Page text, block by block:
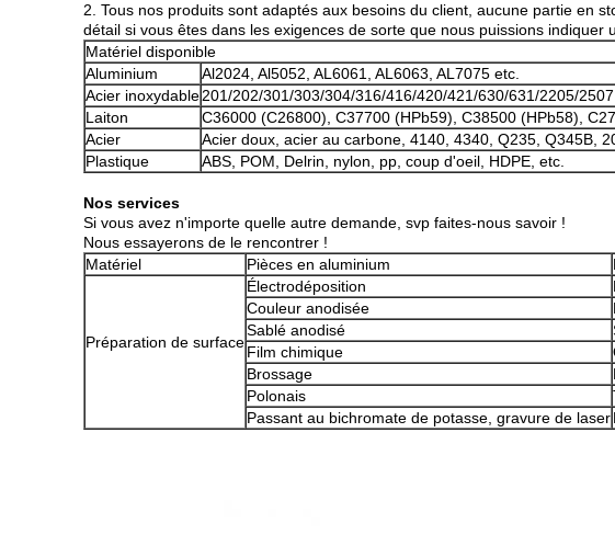
2. Tous nos produits sont adaptés aux besoins du client, aucune partie en
détail si vous êtes dans les exigences de sorte que nous puissions indiquer
Matériel disponible
Aluminium
Al2024, Al5052, AL6061, AL6063, AL7075 etc.
Acier inoxydable201/202/301/303/304/316/416/420/421/630/631/2205/2507
Laiton
C36000 (C26800), C37700 (HPb59), C38500 (HPb58),
Acier
Acier doux, acier au carbone, 4140, 4340, Q235, Q345B,
Plastique
ABS, POM, Delrin, nylon, pp, coup d'oeil, HDPE, etc.
Nos services
Si vous avez n'importe quelle autre demande, svp faites-nous savoir !
Nous essayerons de le rencontrer !
Matériel
Pièces en aluminium
Préparation de surface
Électrodéposition
Couleur anodisée
Sablé anodisé
Film chimique
Brossage
Polonais
Passant au bichromate de potasse, gravure de laser